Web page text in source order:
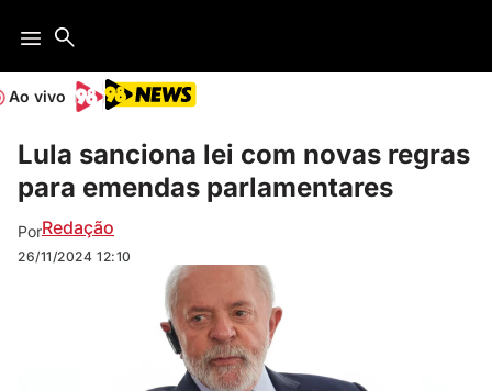
Ao vivo
Lula sanciona lei com novas regras
para emendas parlamentares
PorRedação
26/11/2024 12:10